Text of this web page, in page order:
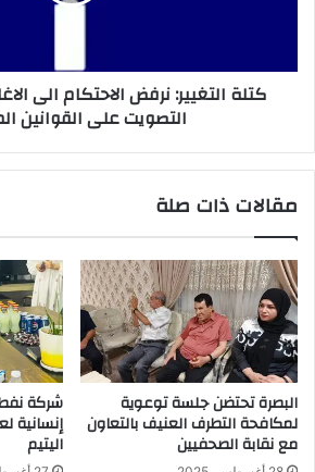
التصويت
كتلة التغيير: نرفض الاحتکام الی
التصويت على القوانين
مقالات ذات صلة
البصرة تحتضن جلسة توعوية
لمكافحة التطرف العنيف بالتعاون
مع نقابة الصحفيين
شركة
إنسانية
اليتيم